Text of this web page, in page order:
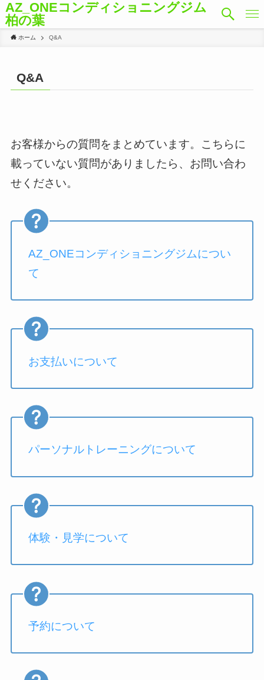
AZ_ONEコンディショニングジム
柏の葉
ホーム Q&A
Q&A
お客様からの質問をまとめています。こちらに
載っていない質問がありましたら、お問い合わ
せください。
AZ_ONEコンディショニングジムについ
て
お支払いについて
パーソナルトレーニングについて
体験・見学について
予約について